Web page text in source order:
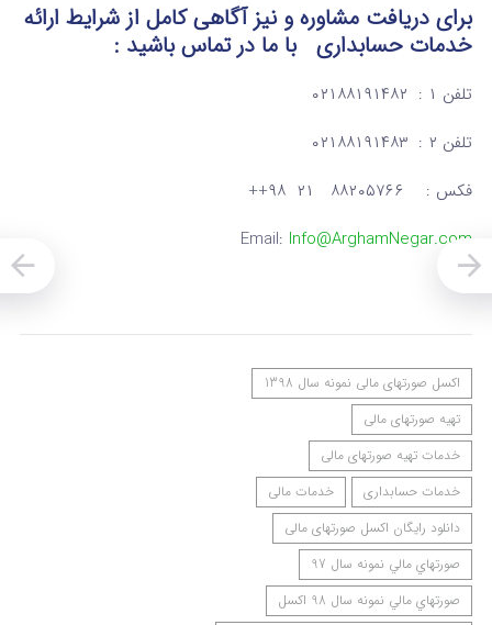
برای دریافت مشاوره و نیز آگاهی کامل از شرایط ارائه
خدمات حسابداری با ما در تماسباشید :
تلفن ۱ : ۰۲۱۸۸۱۹۱۴۸۲
تلفن ۲ : ۰۲۱۸۸۱۹۱۴۸۳
فکس : ۸۸۲۰۵۷۶۶ ۲۱ ۹۸++
Email: Info@ArghamNegar.com
اکسل صورتهای مالی نمونه سال 1398
تهیه صورتهای مالی
خدمات تهیه صورتهای مالی
خدمات حسابداری
خدمات مالی
دانلود رایگان اکسل صورتهای مالی
صورتهاي مالي نمونه سال 97
صورتهاي مالي نمونه سال 98 اکسل